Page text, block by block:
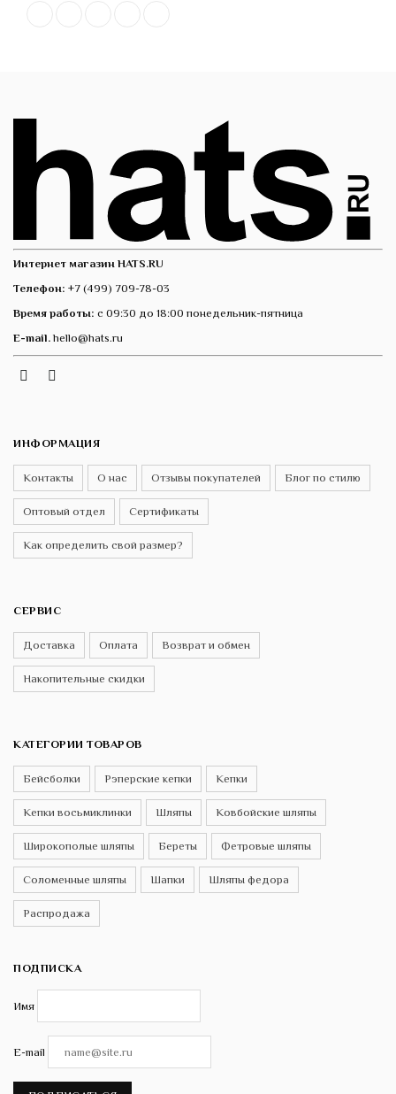
Интернет магазин HATS.RU
Телефон: +7 (499) 709-78-03
Время работы: с 09:30 до 18:00 понедельник-пятница
E-mail. hello@hats.ru
Instagram
ИНФОРМАЦИЯ
Контакты О нас Отзывы покупателей Блог по стилю
Оптовый отдел Сертификаты
Как определить свой размер?
СЕРВИС
Доставка Оплата Возврат и обмен
Накопительные скидки
КАТЕГОРИИ ТОВАРОВ
Бейсболки Рэперские кепки Кепки
Кепки восьмиклинки Шляпы Ковбойские шляпы
Широкополые шляпы Береты Фетровые шляпы
Соломенные шляпы Шапки Шляпы федора
Распродажа
ПОДПИСКА
Имя
E-mail